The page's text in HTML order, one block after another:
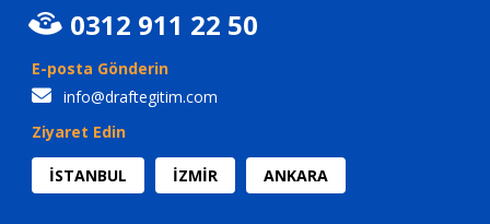
0312 911 22 50
E-posta Gönderin
info@draftegitim.com
Ziyaret Edin
İSTANBUL İZMİR ANKARA